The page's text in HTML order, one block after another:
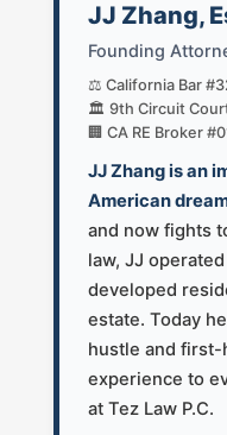
JJ Zhang,
Founding
⚖️ California Bar
🏛️ 9th Circuit
🏢 CA RE Broker
JJ Zhang is an
American
and now fights
law, JJ
developed
estate. Today
hustle and first-
experience to
at Tez Law P.C.